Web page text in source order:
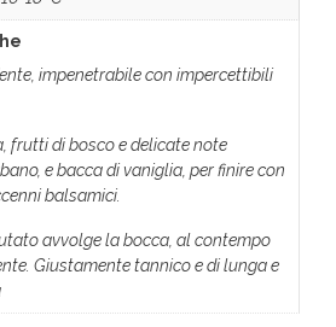
impenetrabile con impercettibili
frutti di bosco e delicate note
e bacca di vaniglia, per finire con
balsamici.
avvolge la bocca, al contempo
Giustamente tannico e di lunga e